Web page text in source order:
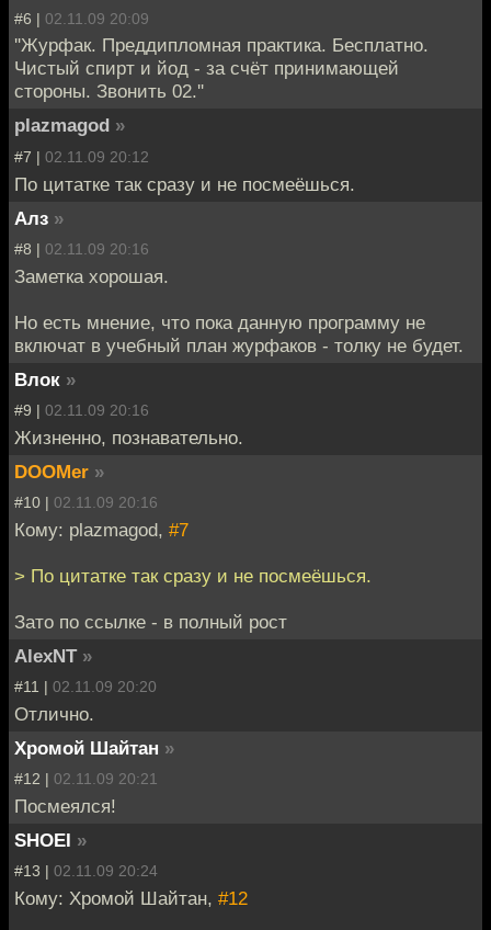
#6 | 02.11.09 20:09
''Журфак. Преддипломная практика. Бесплатно.
Чистый спирт и йод - за счёт принимающей
стороны. Звонить 02.''
plazmagod »
#7 | 02.11.09 20:12
По цитатке так сразу и не посмеёшься.
Алз »
#8 | 02.11.09 20:16
Заметка хорошая.
Но есть мнение, что пока данную программу не
включат в учебный план журфаков - толку не будет.
Влок »
#9 | 02.11.09 20:16
Жизненно, познавательно.
DOOMer »
#10 | 02.11.09 20:16
Кому: plazmagod, #7
> По цитатке так сразу и не посмеёшься.
Зато по ссылке - в полный рост
AlexNT »
#11 | 02.11.09 20:20
Отлично.
Хромой Шайтан »
#12 | 02.11.09 20:21
Посмеялся!
SHOEI »
#13 | 02.11.09 20:24
Кому: Хромой Шайтан, #12